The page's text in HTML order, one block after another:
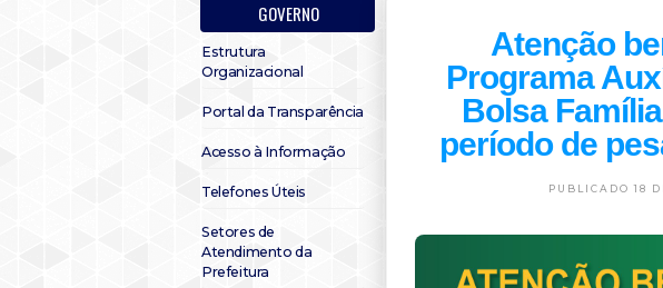
GOVERNO
Estrutura
Organizacional
Portal da Transparência
Acesso à Informação
Telefones Úteis
Setores de
Atendimento da
Prefeitura
Atenção
Programa
Bolsa
período de
PUBLICADO 18